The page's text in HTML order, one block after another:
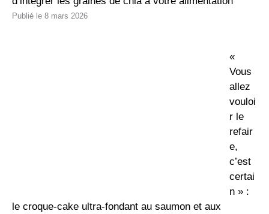
8 mars 2026
«
Vous
allez
vouloi
r le
refair
e,
c’est
certai
n » :
le croque-cake ultra-fondant au saumon et aux